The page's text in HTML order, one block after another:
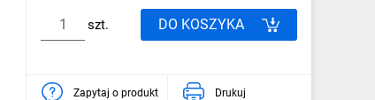
szt. DO KOSZYKA
Zapytaj o produkt Drukuj